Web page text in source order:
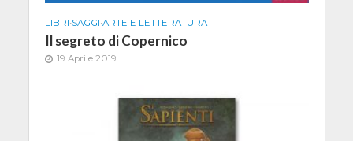
LIBRI•SAGGI•ARTE E LETTERATURA
Il segreto di Copernico
19 Aprile 2019